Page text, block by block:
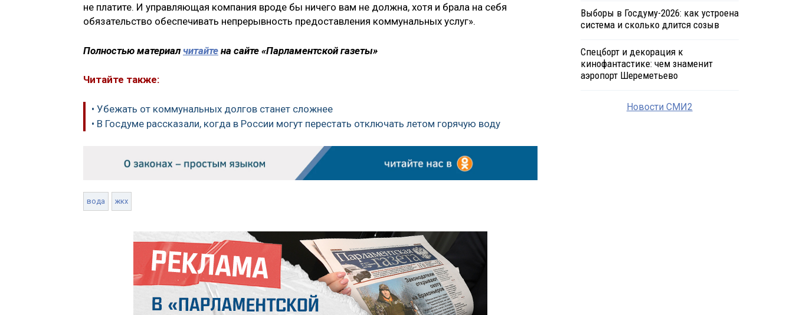
не платите. И управляющая компания вроде бы ничего вам не должна, хотя и брала на себя
обязательство обеспечивать непрерывность предоставления коммунальных услуг».
Полностью материал читайте на сайте «Парламентской газеты»
Читайте также:
• Убежать от коммунальных долгов станет сложнее
• В Госдуме рассказали, когда в России могут перестать отключать летом горячую воду
вода жкх
Выборы в Госдуму-2026: как устроена
система и сколько длится созыв
Спецборт и декорация к
кинофантастике: чем знаменит
аэропорт Шереметьево
Новости СМИ2